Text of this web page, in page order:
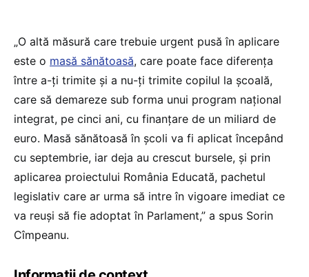
„O altă măsură care trebuie urgent pusă în aplicare
este o masă sănătoasă, care poate face diferența
între a-ți trimite și a nu-ți trimite copilul la școală,
care să demareze sub forma unui program național
integrat, pe cinci ani, cu finanțare de un miliard de
euro. Masă sănătoasă în școli va fi aplicat începând
cu septembrie, iar deja au crescut bursele, și prin
aplicarea proiectului România Educată, pachetul
legislativ care ar urma să intre în vigoare imediat ce
va reuși să fie adoptat în Parlament,” a spus Sorin
Cîmpeanu.